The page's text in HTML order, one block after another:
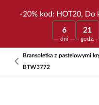
-20% kod: HOT20, Do
6
dni
21
godz.
Bransoletka z pastelowymi
BTW3772